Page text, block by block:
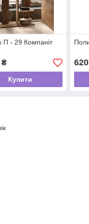
П - 29 Компаніт
Купити
620